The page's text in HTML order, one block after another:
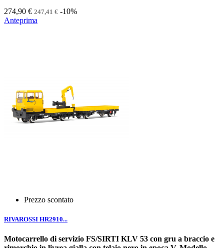
274,90 € 247,41 € -10%
Anteprima
Prezzo scontato
RIVAROSSI HR2910...
Motocarrello di servizio FS/SIRTI KLV 53 con gru a braccio e